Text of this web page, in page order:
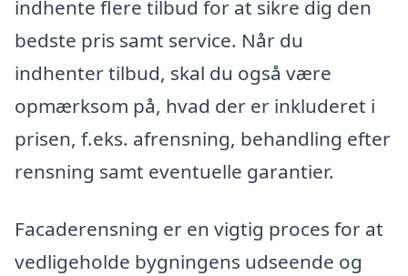
indhente flere tilbud for at sikre dig den
bedste pris samt service. Når du
indhenter tilbud, skal du også være
opmærksom på, hvad der er inkluderet i
prisen, f.eks. afrensning, behandling efter
rensning samt eventuelle garantier.
Facaderensning er en vigtig proces for at
vedligeholde bygningens udseende og